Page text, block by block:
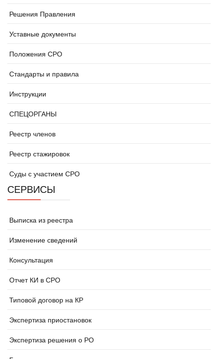
Решения Правления
Уставные документы
Положения СРО
Стандарты и правила
Инструкции
СПЕЦОРГАНЫ
Реестр членов
Реестр стажировок
Суды с участием СРО
СЕРВИСЫ
Выписка из реестра
Изменение сведений
Консультация
Отчет КИ в СРО
Типовой договор на КР
Экспертиза приостановок
Экспертиза решения о РО